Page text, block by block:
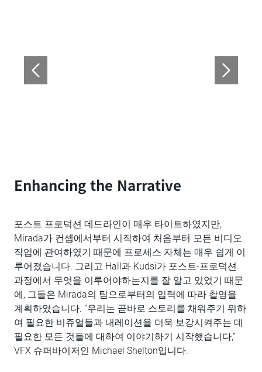
Enhancing the Narrative
포스트 프로덕션 데드라인이 매우 타이트하였지만,
Mirada가 컨셉에서부터 시작하여 처음부터 모든 비디오
작업에 관여하였기 때문에 프로세스 자체는 매우 쉽게 이
루어졌습니다. 그리고 Hall과 Kudsi가 포스트-프로덕션
과정에서 무엇을 이루어야하는지를 잘 알고 있었기 때문
에, 그들은 Mirada의 팀으로부터의 입력에 따라 촬영을
계획하였습니다. “우리는 곧바로 스토리를 채워주기 위하
여 필요한 비쥬얼들과 내레이션을 더욱 보강시켜주는 데
필요한 모든 것들에 대하여 이야기하기 시작했습니다,”
VFX 슈퍼바이저인 Michael Shelton입니다.